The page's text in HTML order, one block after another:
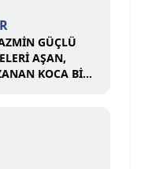
GÜÇLÜ
AŞAN,
KOCA BİR